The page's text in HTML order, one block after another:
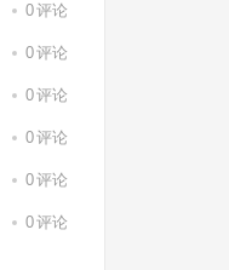
0评论
0评论
0评论
0评论
0评论
0评论